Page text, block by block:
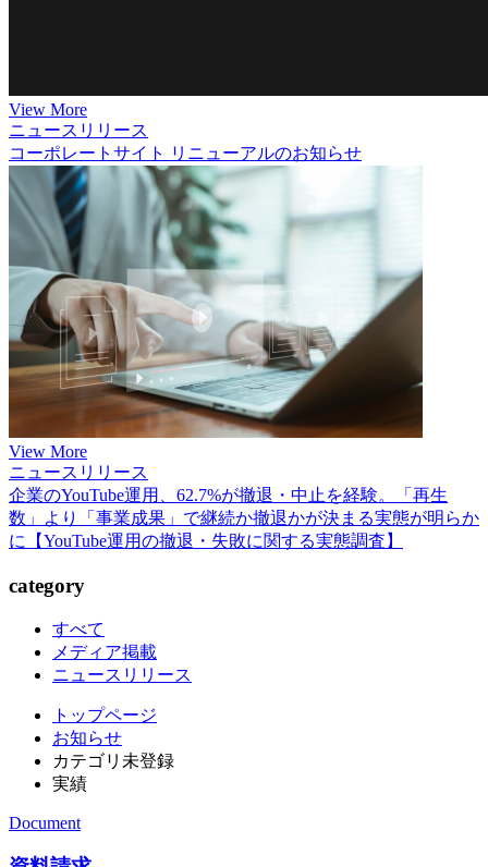
View More
ニュースリリース
コーポレートサイト リニューアルのお知らせ
View More
ニュースリリース
企業のYouTube運用、62.7%が撤退・中止を経験。「再生
数」より「事業成果」で継続か撤退かが決まる実態が明らか
に【YouTube運用の撤退・失敗に関する実態調査】
category
すべて
メディア掲載
ニュースリリース
トップページ
お知らせ
カテゴリ未登録
実績
Document